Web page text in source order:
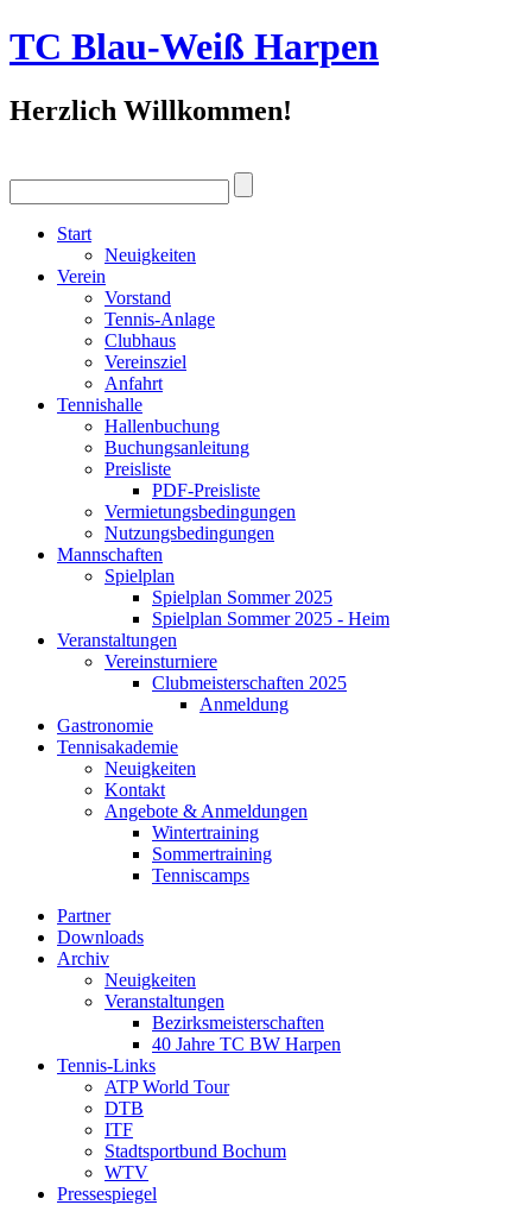
TC Blau-Weiß Harpen
Herzlich Willkommen!
Start
Neuigkeiten
Verein
Vorstand
Tennis-Anlage
Clubhaus
Vereinsziel
Anfahrt
Tennishalle
Hallenbuchung
Buchungsanleitung
Preisliste
PDF-Preisliste
Vermietungsbedingungen
Nutzungsbedingungen
Mannschaften
Spielplan
Spielplan Sommer 2025
Spielplan Sommer 2025 - Heim
Veranstaltungen
Vereinsturniere
Clubmeisterschaften 2025
Anmeldung
Gastronomie
Tennisakademie
Neuigkeiten
Kontakt
Angebote & Anmeldungen
Wintertraining
Sommertraining
Tenniscamps
Partner
Downloads
Archiv
Neuigkeiten
Veranstaltungen
Bezirksmeisterschaften
40 Jahre TC BW Harpen
Tennis-Links
ATP World Tour
DTB
ITF
Stadtsportbund Bochum
WTV
Pressespiegel